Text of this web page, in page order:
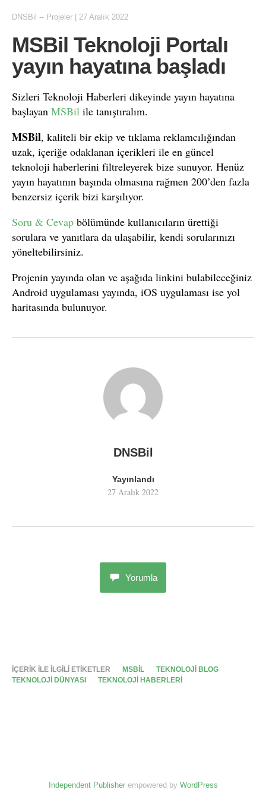
DNSBil -- Projeler 27 Aralık 2022
MSBil Teknoloji Portalı
yayın hayatına başladı
Sizleri Teknoloji Haberleri dikeyinde yayın hayatına
başlayan MSBil ile tanıştıralım.
MSBil, kaliteli bir ekip ve tıklama reklamcılığından
uzak, içeriğe odaklanan içerikleri ile en güncel
teknoloji haberlerini filtreleyerek bize sunuyor. Henüz
yayın hayatının başında olmasına rağmen 200’den fazla
benzersiz içerik bizi karşılıyor.
Soru & Cevap bölümünde kullanıcıların ürettiği
sorulara ve yanıtlara da ulaşabilir, kendi sorularınızı
yöneltebilirsiniz.
Projenin yayında olan ve aşağıda linkini bulabileceğiniz
Android uygulaması yayında, iOS uygulaması ise yol
haritasında bulunuyor.
DNSBil
Yayınlandı
27 Aralık 2022
Yorumla
İÇERIK ILE ILGILI ETIKETLER MSBIL
TEKNOLOJI BLOG
TEKNOLOJI DÜNYASI
TEKNOLOJI HABERLERI
Independent Publisherempowered by WordPress